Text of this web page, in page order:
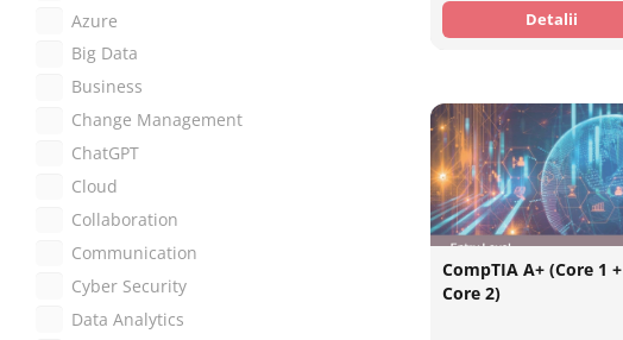
Azure
Big Data
Business
Change Management
ChatGPT
Cloud
Collaboration
Communication
Cyber Security
Data Analytics
Detalii
CompTIA A+ (Core 1 +
Core 2)